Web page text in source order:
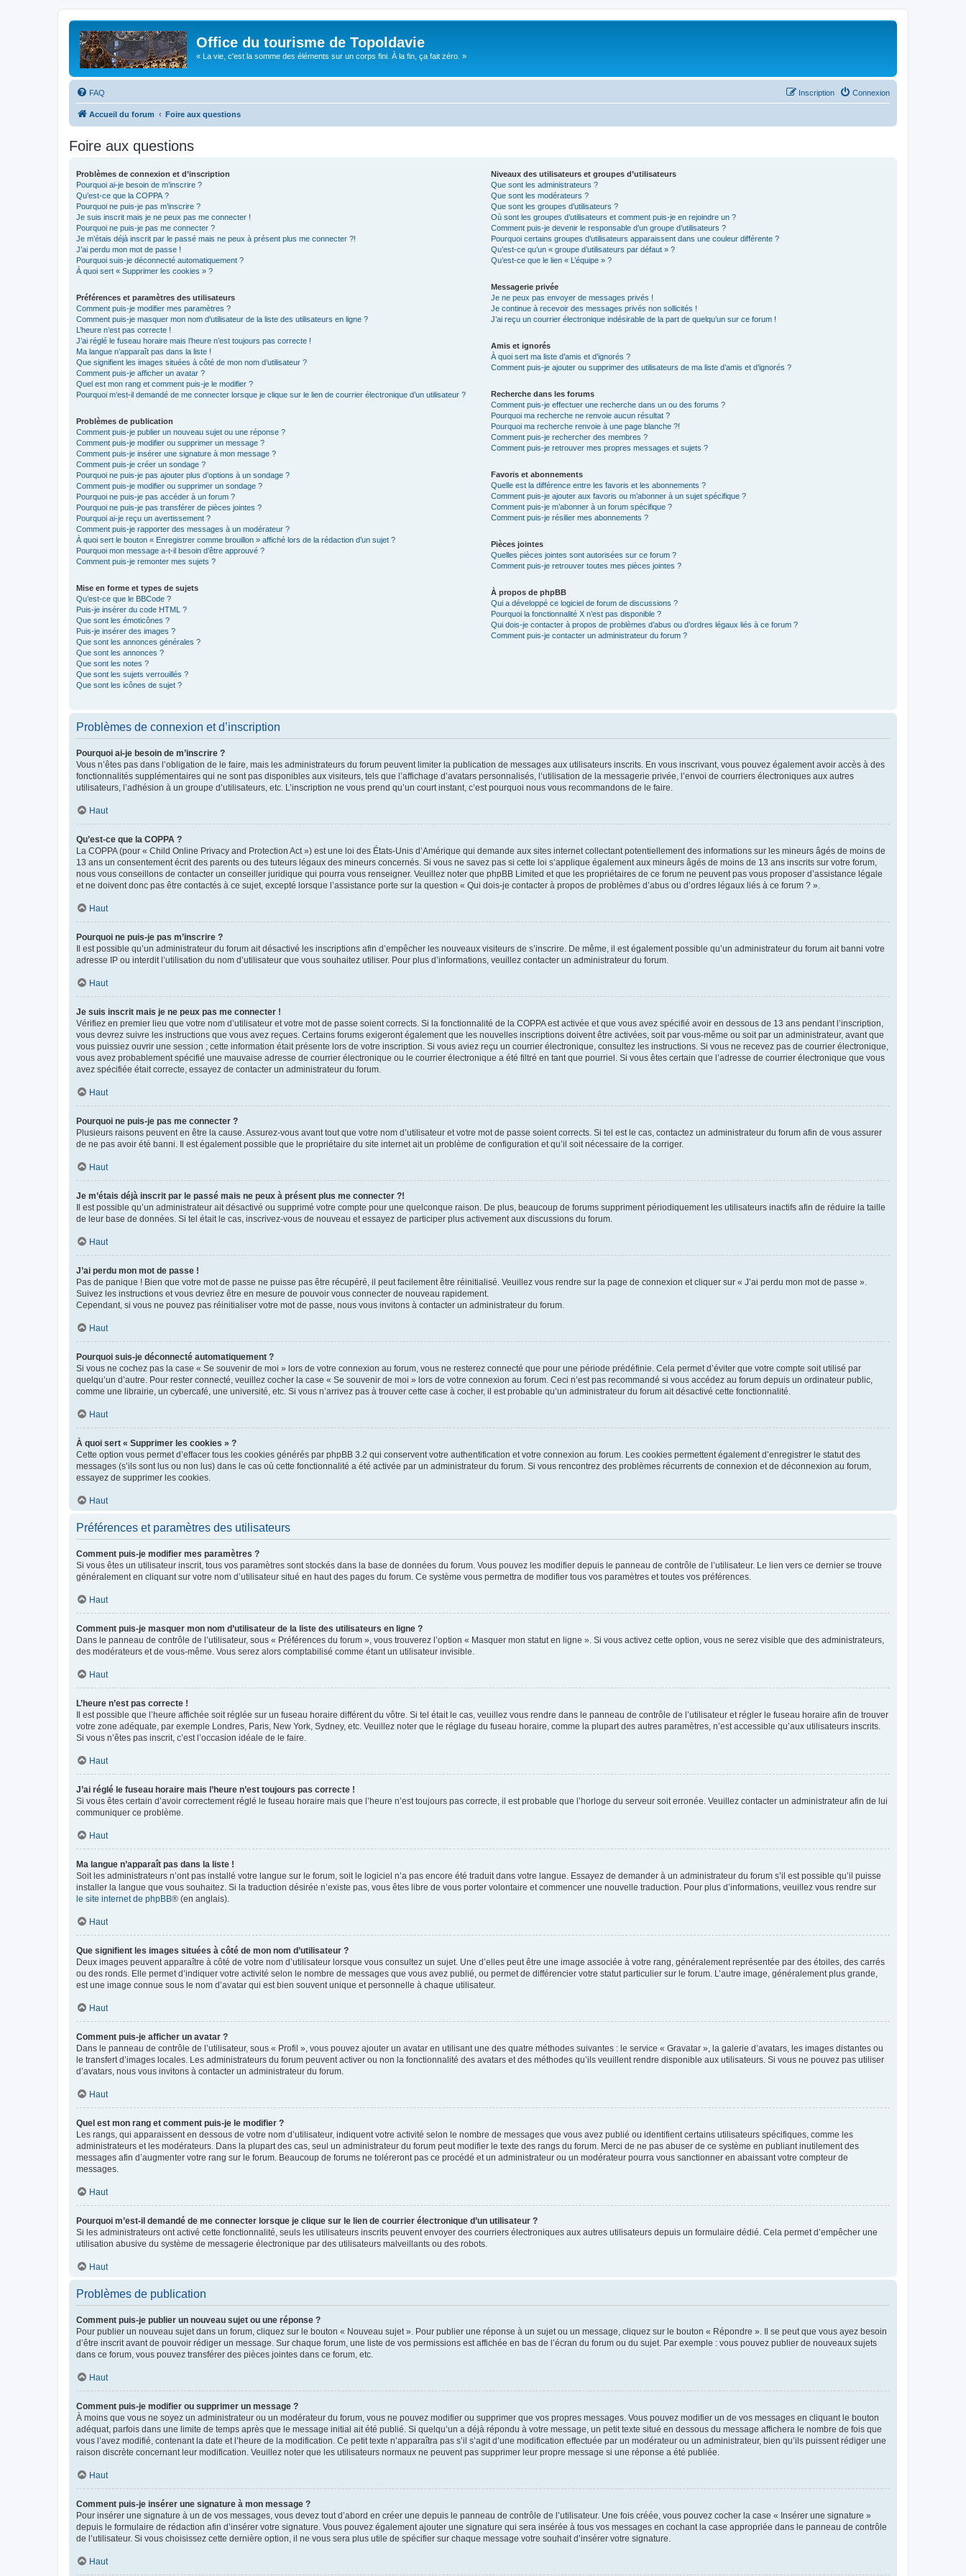
Office du tourisme de Topoldavie
« La vie, c'est la somme des éléments sur un corps fini. À la fin, ça fait zéro. »
FAQ Connexion
Inscription
Accueil du forum Foire aux questions
Foire aux questions
Problèmes de connexion et d’inscription
Pourquoi ai-je besoin de m’inscrire ?
Qu’est-ce que la COPPA ?
Pourquoi ne puis-je pas m’inscrire ?
Je suis inscrit mais je ne peux pas me connecter !
Pourquoi ne puis-je pas me connecter ?
Je m’étais déjà inscrit par le passé mais ne peux à présent plus me connecter ?!
J’ai perdu mon mot de passe !
Pourquoi suis-je déconnecté automatiquement ?
À quoi sert « Supprimer les cookies » ?
Préférences et paramètres des utilisateurs
Comment puis-je modifier mes paramètres ?
Comment puis-je masquer mon nom d’utilisateur de la liste des utilisateurs en ligne ?
L’heure n’est pas correcte !
J’ai réglé le fuseau horaire mais l’heure n’est toujours pas correcte !
Ma langue n’apparaît pas dans la liste !
Que signifient les images situées à côté de mon nom d’utilisateur ?
Comment puis-je afficher un avatar ?
Quel est mon rang et comment puis-je le modifier ?
Pourquoi m’est-il demandé de me connecter lorsque je clique sur le lien de courrier électronique d’un utilisateur ?
Problèmes de publication
Comment puis-je publier un nouveau sujet ou une réponse ?
Comment puis-je modifier ou supprimer un message ?
Comment puis-je insérer une signature à mon message ?
Comment puis-je créer un sondage ?
Pourquoi ne puis-je pas ajouter plus d’options à un sondage ?
Comment puis-je modifier ou supprimer un sondage ?
Pourquoi ne puis-je pas accéder à un forum ?
Pourquoi ne puis-je pas transférer de pièces jointes ?
Pourquoi ai-je reçu un avertissement ?
Comment puis-je rapporter des messages à un modérateur ?
À quoi sert le bouton « Enregistrer comme brouillon » affiché lors de la rédaction d’un sujet ?
Pourquoi mon message a-t-il besoin d’être approuvé ?
Comment puis-je remonter mes sujets ?
Mise en forme et types de sujets
Qu’est-ce que le BBCode ?
Puis-je insérer du code HTML ?
Que sont les émoticônes ?
Puis-je insérer des images ?
Que sont les annonces générales ?
Que sont les annonces ?
Que sont les notes ?
Que sont les sujets verrouillés ?
Que sont les icônes de sujet ?
Niveaux des utilisateurs et groupes d’utilisateurs
Que sont les administrateurs ?
Que sont les modérateurs ?
Que sont les groupes d’utilisateurs ?
Où sont les groupes d’utilisateurs et comment puis-je en rejoindre un ?
Comment puis-je devenir le responsable d’un groupe d’utilisateurs ?
Pourquoi certains groupes d’utilisateurs apparaissent dans une couleur différente ?
Qu’est-ce qu’un « groupe d’utilisateurs par défaut » ?
Qu’est-ce que le lien « L’équipe » ?
Messagerie privée
Je ne peux pas envoyer de messages privés !
Je continue à recevoir des messages privés non sollicités !
J’ai reçu un courrier électronique indésirable de la part de quelqu’un sur ce forum !
Amis et ignorés
À quoi sert ma liste d’amis et d’ignorés ?
Comment puis-je ajouter ou supprimer des utilisateurs de ma liste d’amis et d’ignorés ?
Recherche dans les forums
Comment puis-je effectuer une recherche dans un ou des forums ?
Pourquoi ma recherche ne renvoie aucun résultat ?
Pourquoi ma recherche renvoie à une page blanche ?!
Comment puis-je rechercher des membres ?
Comment puis-je retrouver mes propres messages et sujets ?
Favoris et abonnements
Quelle est la différence entre les favoris et les abonnements ?
Comment puis-je ajouter aux favoris ou m’abonner à un sujet spécifique ?
Comment puis-je m’abonner à un forum spécifique ?
Comment puis-je résilier mes abonnements ?
Pièces jointes
Quelles pièces jointes sont autorisées sur ce forum ?
Comment puis-je retrouver toutes mes pièces jointes ?
À propos de phpBB
Qui a développé ce logiciel de forum de discussions ?
Pourquoi la fonctionnalité X n’est pas disponible ?
Qui dois-je contacter à propos de problèmes d’abus ou d’ordres légaux liés à ce forum ?
Comment puis-je contacter un administrateur du forum ?
Problèmes de connexion et d’inscription
Pourquoi ai-je besoin de m’inscrire ?
Vous n’êtes pas dans l’obligation de le faire, mais les administrateurs du forum peuvent limiter la publication de messages aux utilisateurs inscrits. En vous inscrivant, vous pouvez également avoir accès à des
fonctionnalités supplémentaires qui ne sont pas disponibles aux visiteurs, tels que l’affichage d’avatars personnalisés, l’utilisation de la messagerie privée, l’envoi de courriers électroniques aux autres
utilisateurs, l’adhésion à un groupe d’utilisateurs, etc. L’inscription ne vous prend qu’un court instant, c’est pourquoi nous vous recommandons de le faire.
Haut
Qu’est-ce que la COPPA ?
La COPPA (pour « Child Online Privacy and Protection Act ») est une loi des États-Unis d’Amérique qui demande aux sites internet collectant potentiellement des informations sur les mineurs âgés de moins de
13 ans un consentement écrit des parents ou des tuteurs légaux des mineurs concernés. Si vous ne savez pas si cette loi s’applique également aux mineurs âgés de moins de 13 ans inscrits sur votre forum,
nous vous conseillons de contacter un conseiller juridique qui pourra vous renseigner. Veuillez noter que phpBB Limited et que les propriétaires de ce forum ne peuvent pas vous proposer d’assistance légale
et ne doivent donc pas être contactés à ce sujet, excepté lorsque l’assistance porte sur la question « Qui dois-je contacter à propos de problèmes d’abus ou d’ordres légaux liés à ce forum ? ».
Haut
Pourquoi ne puis-je pas m’inscrire ?
Il est possible qu’un administrateur du forum ait désactivé les inscriptions afin d’empêcher les nouveaux visiteurs de s’inscrire. De même, il est également possible qu’un administrateur du forum ait banni votre
adresse IP ou interdit l’utilisation du nom d’utilisateur que vous souhaitez utiliser. Pour plus d’informations, veuillez contacter un administrateur du forum.
Haut
Je suis inscrit mais je ne peux pas me connecter !
Vérifiez en premier lieu que votre nom d’utilisateur et votre mot de passe soient corrects. Si la fonctionnalité de la COPPA est activée et que vous avez spécifié avoir en dessous de 13 ans pendant l’inscription,
vous devrez suivre les instructions que vous avez reçues. Certains forums exigeront également que les nouvelles inscriptions doivent être activées, soit par vous-même ou soit par un administrateur, avant que
vous puissiez ouvrir une session ; cette information était présente lors de votre inscription. Si vous aviez reçu un courrier électronique, consultez les instructions. Si vous ne recevez pas de courrier électronique,
vous avez probablement spécifié une mauvaise adresse de courrier électronique ou le courrier électronique a été filtré en tant que pourriel. Si vous êtes certain que l’adresse de courrier électronique que vous
avez spécifiée était correcte, essayez de contacter un administrateur du forum.
Haut
Pourquoi ne puis-je pas me connecter ?
Plusieurs raisons peuvent en être la cause. Assurez-vous avant tout que votre nom d’utilisateur et votre mot de passe soient corrects. Si tel est le cas, contactez un administrateur du forum afin de vous assurer
de ne pas avoir été banni. Il est également possible que le propriétaire du site internet ait un problème de configuration et qu’il soit nécessaire de la corriger.
Haut
Je m’étais déjà inscrit par le passé mais ne peux à présent plus me connecter ?!
Il est possible qu’un administrateur ait désactivé ou supprimé votre compte pour une quelconque raison. De plus, beaucoup de forums suppriment périodiquement les utilisateurs inactifs afin de réduire la taille
de leur base de données. Si tel était le cas, inscrivez-vous de nouveau et essayez de participer plus activement aux discussions du forum.
Haut
J’ai perdu mon mot de passe !
Pas de panique ! Bien que votre mot de passe ne puisse pas être récupéré, il peut facilement être réinitialisé. Veuillez vous rendre sur la page de connexion et cliquer sur « J’ai perdu mon mot de passe ».
Suivez les instructions et vous devriez être en mesure de pouvoir vous connecter de nouveau rapidement.
Cependant, si vous ne pouvez pas réinitialiser votre mot de passe, nous vous invitons à contacter un administrateur du forum.
Haut
Pourquoi suis-je déconnecté automatiquement ?
Si vous ne cochez pas la case « Se souvenir de moi » lors de votre connexion au forum, vous ne resterez connecté que pour une période prédéfinie. Cela permet d’éviter que votre compte soit utilisé par
quelqu’un d’autre. Pour rester connecté, veuillez cocher la case « Se souvenir de moi » lors de votre connexion au forum. Ceci n’est pas recommandé si vous accédez au forum depuis un ordinateur public,
comme une librairie, un cybercafé, une université, etc. Si vous n’arrivez pas à trouver cette case à cocher, il est probable qu’un administrateur du forum ait désactivé cette fonctionnalité.
Haut
À quoi sert « Supprimer les cookies » ?
Cette option vous permet d’effacer tous les cookies générés par phpBB 3.2 qui conservent votre authentification et votre connexion au forum. Les cookies permettent également d’enregistrer le statut des
messages (s’ils sont lus ou non lus) dans le cas où cette fonctionnalité a été activée par un administrateur du forum. Si vous rencontrez des problèmes récurrents de connexion et de déconnexion au forum,
essayez de supprimer les cookies.
Haut
Préférences et paramètres des utilisateurs
Comment puis-je modifier mes paramètres ?
Si vous êtes un utilisateur inscrit, tous vos paramètres sont stockés dans la base de données du forum. Vous pouvez les modifier depuis le panneau de contrôle de l’utilisateur. Le lien vers ce dernier se trouve
généralement en cliquant sur votre nom d’utilisateur situé en haut des pages du forum. Ce système vous permettra de modifier tous vos paramètres et toutes vos préférences.
Haut
Comment puis-je masquer mon nom d’utilisateur de la liste des utilisateurs en ligne ?
Dans le panneau de contrôle de l’utilisateur, sous « Préférences du forum », vous trouverez l’option « Masquer mon statut en ligne ». Si vous activez cette option, vous ne serez visible que des administrateurs,
des modérateurs et de vous-même. Vous serez alors comptabilisé comme étant un utilisateur invisible.
Haut
L’heure n’est pas correcte !
Il est possible que l’heure affichée soit réglée sur un fuseau horaire différent du vôtre. Si tel était le cas, veuillez vous rendre dans le panneau de contrôle de l’utilisateur et régler le fuseau horaire afin de trouver
votre zone adéquate, par exemple Londres, Paris, New York, Sydney, etc. Veuillez noter que le réglage du fuseau horaire, comme la plupart des autres paramètres, n’est accessible qu’aux utilisateurs inscrits.
Si vous n’êtes pas inscrit, c’est l’occasion idéale de le faire.
Haut
J’ai réglé le fuseau horaire mais l’heure n’est toujours pas correcte !
Si vous êtes certain d’avoir correctement réglé le fuseau horaire mais que l’heure n’est toujours pas correcte, il est probable que l’horloge du serveur soit erronée. Veuillez contacter un administrateur afin de lui
communiquer ce problème.
Haut
Ma langue n’apparaît pas dans la liste !
Soit les administrateurs n’ont pas installé votre langue sur le forum, soit le logiciel n’a pas encore été traduit dans votre langue. Essayez de demander à un administrateur du forum s’il est possible qu’il puisse
installer la langue que vous souhaitez. Si la traduction désirée n’existe pas, vous êtes libre de vous porter volontaire et commencer une nouvelle traduction. Pour plus d’informations, veuillez vous rendre sur
le site internet de phpBB® (en anglais).
Haut
Que signifient les images situées à côté de mon nom d’utilisateur ?
Deux images peuvent apparaître à côté de votre nom d’utilisateur lorsque vous consultez un sujet. Une d’elles peut être une image associée à votre rang, généralement représentée par des étoiles, des carrés
ou des ronds. Elle permet d’indiquer votre activité selon le nombre de messages que vous avez publié, ou permet de différencier votre statut particulier sur le forum. L’autre image, généralement plus grande,
est une image connue sous le nom d’avatar qui est bien souvent unique et personnelle à chaque utilisateur.
Haut
Comment puis-je afficher un avatar ?
Dans le panneau de contrôle de l’utilisateur, sous « Profil », vous pouvez ajouter un avatar en utilisant une des quatre méthodes suivantes : le service « Gravatar », la galerie d’avatars, les images distantes ou
le transfert d’images locales. Les administrateurs du forum peuvent activer ou non la fonctionnalité des avatars et des méthodes qu’ils veuillent rendre disponible aux utilisateurs. Si vous ne pouvez pas utiliser
d’avatars, nous vous invitons à contacter un administrateur du forum.
Haut
Quel est mon rang et comment puis-je le modifier ?
Les rangs, qui apparaissent en dessous de votre nom d’utilisateur, indiquent votre activité selon le nombre de messages que vous avez publié ou identifient certains utilisateurs spécifiques, comme les
administrateurs et les modérateurs. Dans la plupart des cas, seul un administrateur du forum peut modifier le texte des rangs du forum. Merci de ne pas abuser de ce système en publiant inutilement des
messages afin d’augmenter votre rang sur le forum. Beaucoup de forums ne toléreront pas ce procédé et un administrateur ou un modérateur pourra vous sanctionner en abaissant votre compteur de
messages.
Haut
Pourquoi m’est-il demandé de me connecter lorsque je clique sur le lien de courrier électronique d’un utilisateur ?
Si les administrateurs ont activé cette fonctionnalité, seuls les utilisateurs inscrits peuvent envoyer des courriers électroniques aux autres utilisateurs depuis un formulaire dédié. Cela permet d’empêcher une
utilisation abusive du système de messagerie électronique par des utilisateurs malveillants ou des robots.
Haut
Problèmes de publication
Comment puis-je publier un nouveau sujet ou une réponse ?
Pour publier un nouveau sujet dans un forum, cliquez sur le bouton « Nouveau sujet ». Pour publier une réponse à un sujet ou un message, cliquez sur le bouton « Répondre ». Il se peut que vous ayez besoin
d’être inscrit avant de pouvoir rédiger un message. Sur chaque forum, une liste de vos permissions est affichée en bas de l’écran du forum ou du sujet. Par exemple : vous pouvez publier de nouveaux sujets
dans ce forum, vous pouvez transférer des pièces jointes dans ce forum, etc.
Haut
Comment puis-je modifier ou supprimer un message ?
À moins que vous ne soyez un administrateur ou un modérateur du forum, vous ne pouvez modifier ou supprimer que vos propres messages. Vous pouvez modifier un de vos messages en cliquant le bouton
adéquat, parfois dans une limite de temps après que le message initial ait été publié. Si quelqu’un a déjà répondu à votre message, un petit texte situé en dessous du message affichera le nombre de fois que
vous l’avez modifié, contenant la date et l’heure de la modification. Ce petit texte n’apparaîtra pas s’il s’agit d’une modification effectuée par un modérateur ou un administrateur, bien qu’ils puissent rédiger une
raison discrète concernant leur modification. Veuillez noter que les utilisateurs normaux ne peuvent pas supprimer leur propre message si une réponse a été publiée.
Haut
Comment puis-je insérer une signature à mon message ?
Pour insérer une signature à un de vos messages, vous devez tout d’abord en créer une depuis le panneau de contrôle de l’utilisateur. Une fois créée, vous pouvez cocher la case « Insérer une signature »
depuis le formulaire de rédaction afin d’insérer votre signature. Vous pouvez également ajouter une signature qui sera insérée à tous vos messages en cochant la case appropriée dans le panneau de contrôle
de l’utilisateur. Si vous choisissez cette dernière option, il ne vous sera plus utile de spécifier sur chaque message votre souhait d’insérer votre signature.
Haut